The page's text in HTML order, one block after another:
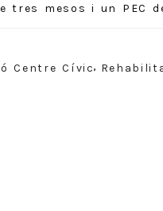
mesos i un PEC
Centre Cívic